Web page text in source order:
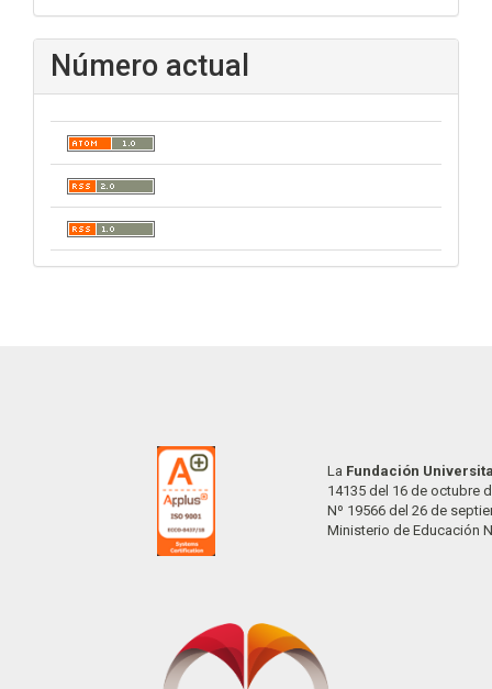
Número actual
La Fundación
14135 del 16 de octubre
Nº 19566 del 26 de
Ministerio de Educación